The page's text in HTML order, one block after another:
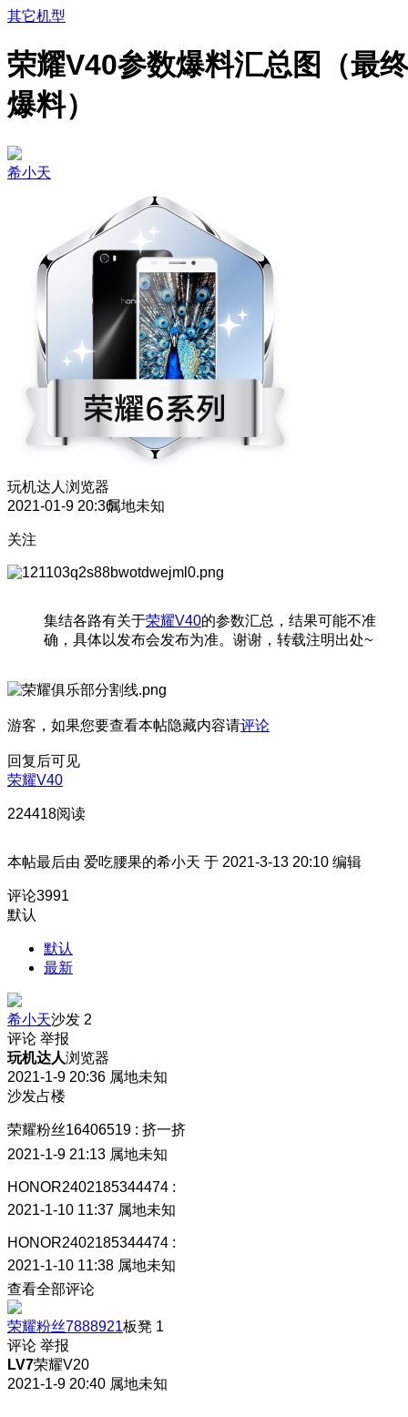
其它机型
荣耀V40参数爆料汇总图（最终
爆料）
希小天
玩机达人 浏览器
2021-01-9 20:36属地未知
关注
集结各路有关于荣耀V40的参数汇总，结果可能不准
确，具体以发布会发布为准。谢谢，转载注明出处~
游客，如果您要查看本帖隐藏内容请评论
回复后可见
荣耀V40
224418阅读
本帖最后由 爱吃腰果的希小天 于 2021-3-13 20:10 编辑
评论3991
默认
默认
最新
希小天沙发 2
评论 举报
玩机达人浏览器
2021-1-9 20:36 属地未知
沙发占楼
荣耀粉丝16406519 : 挤一挤
2021-1-9 21:13 属地未知
HONOR2402185344474 :
2021-1-10 11:37 属地未知
HONOR2402185344474 :
2021-1-10 11:38 属地未知
查看全部评论
荣耀粉丝7888921板凳 1
评论 举报
LV7荣耀V20
2021-1-9 20:40 属地未知